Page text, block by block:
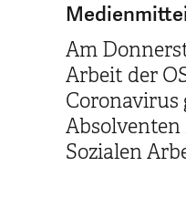
Am
Arbeit der
Coronavirus
Sozialen